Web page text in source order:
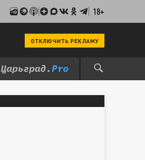
18+
ОТКЛЮЧИТЬ РЕКЛАМУ